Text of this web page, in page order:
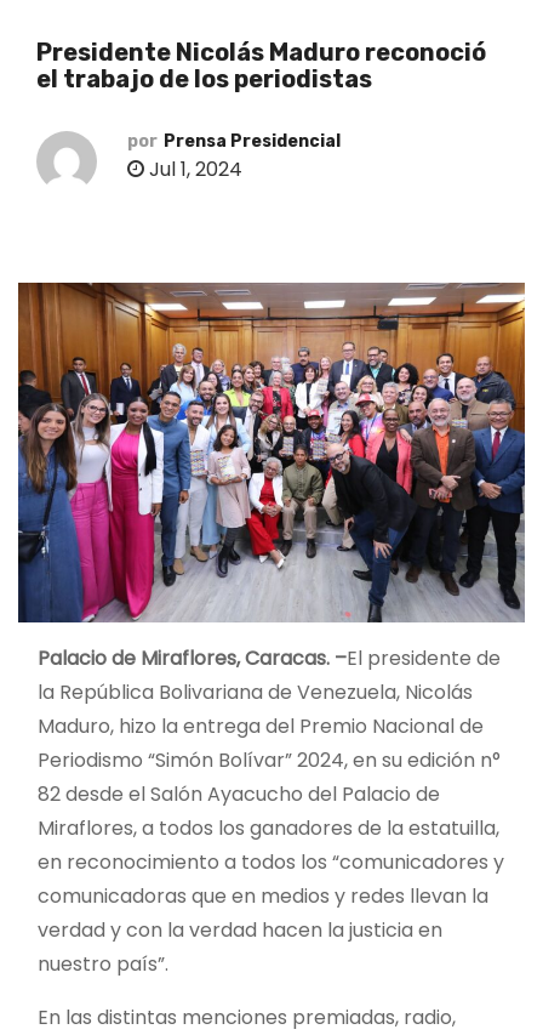
Presidente Nicolás Maduro reconoció
el trabajo de los periodistas
por Prensa Presidencial
Jul 1, 2024
Palacio de Miraflores, Caracas. –El presidente de
la República Bolivariana de Venezuela, Nicolás
Maduro, hizo la entrega del Premio Nacional de
Periodismo “Simón Bolívar” 2024, en su edición n°
82 desde el Salón Ayacucho del Palacio de
Miraflores, a todos los ganadores de la estatuilla,
en reconocimiento a todos los “comunicadores y
comunicadoras que en medios y redes llevan la
verdad y con la verdad hacen la justicia en
nuestro país”.
En las distintas menciones premiadas, radio,